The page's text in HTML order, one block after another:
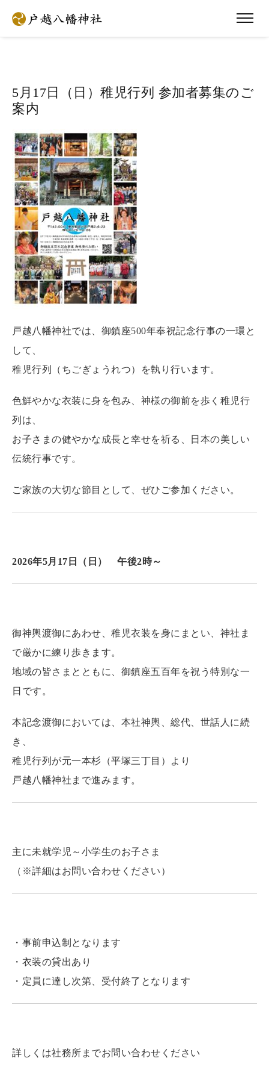
5月17日（日）稚児行列 参加者募集のご
案内
戸越八幡神社では、御鎮座500年奉祝記念行事の一環と
して、
稚児行列（ちごぎょうれつ）を執り行います。
色鮮やかな衣装に身を包み、神様の御前を歩く稚児行
列は、
お子さまの健やかな成長と幸せを祈る、日本の美しい
伝統行事です。
ご家族の大切な節目として、ぜひご参加ください。
2026年5月17日（日） 午後2時～
御神輿渡御にあわせ、稚児衣装を身にまとい、神社ま
で厳かに練り歩きます。
地域の皆さまとともに、御鎮座五百年を祝う特別な一
日です。
本記念渡御においては、本社神輿、総代、世話人に続
き、
稚児行列が元一本杉（平塚三丁目）より
戸越八幡神社 まで進みます。
主に未就学児～小学生のお子さま
（※詳細はお問い合わせください）
・事前申込制となります
・衣装の貸出あり
・定員に達し次第、受付終了となります
詳しくは社務所までお問い合わせください